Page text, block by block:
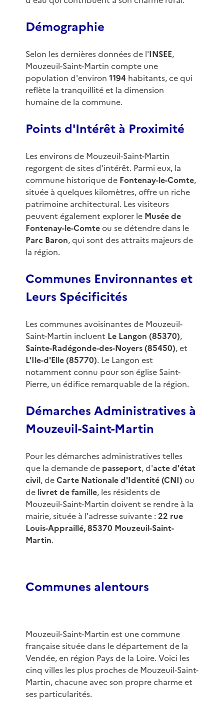
Démographie
Selon les dernières données de l'INSEE,
Mouzeuil-Saint-Martin compte une
population d'environ 1194 habitants, ce qui
reflète la tranquillité et la dimension
humaine de la commune.
Points d'Intérêt à Proximité
Les environs de Mouzeuil-Saint-Martin
regorgent de sites d'intérêt. Parmi eux, la
commune historique de Fontenay-le-Comte,
située à quelques kilomètres, offre un riche
patrimoine architectural. Les visiteurs
peuvent également explorer le Musée de
Fontenay-le-Comteou se détendre dans le
Parc Baron, qui sont des attraits majeurs de
la région.
Communes Environnantes et
Leurs Spécificités
Les communes avoisinantes de Mouzeuil-
Saint-Martin incluent Le Langon (85370),
Sainte-Radégonde-des-Noyers (85450), et
L'Ile-d'Elle (85770). Le Langon est
notamment connu pour son église Saint-
Pierre, un édifice remarquable de la région.
Démarches Administratives à
Mouzeuil-Saint-Martin
Pour les démarches administratives telles
que la demande de passeport, d'acte d'état
civil, deCarte Nationale d'Identité (CNI) ou
de livret de famille, les résidents de
Mouzeuil-Saint-Martin doivent se rendre à la
mairie, située à l'adresse suivante : 22 rue
Louis-Appraillé, 85370 Mouzeuil-Saint-
Martin.
Communes alentours
Mouzeuil-Saint-Martin est une commune
française située dans le département de la
Vendée, en région Pays de la Loire. Voici les
cinq villes les plus proches de Mouzeuil-Saint-
Martin, chacune avec son propre charme et
ses particularités.